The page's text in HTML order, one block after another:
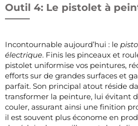
Outil 4: Le pistolet à
Incontournable aujourd’hui : le
électrique. Finis les pinceaux et
pistolet uniformise vos peintures,
efforts sur de grandes surfaces et
parfait. Son principal atout réside
transformer la peinture, lui évitant
couler, assurant ainsi une finition
il est souvent plus économe en